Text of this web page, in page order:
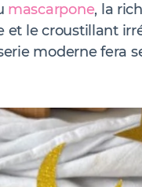
mascarpone, la
et le croustillant
moderne fera